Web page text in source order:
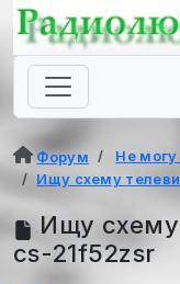
Форум Не могу
Ищу схему
Ищу схему
cs-21f52zsr